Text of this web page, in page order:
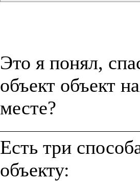
Это я понял,
объект объект
Есть три
объекту: